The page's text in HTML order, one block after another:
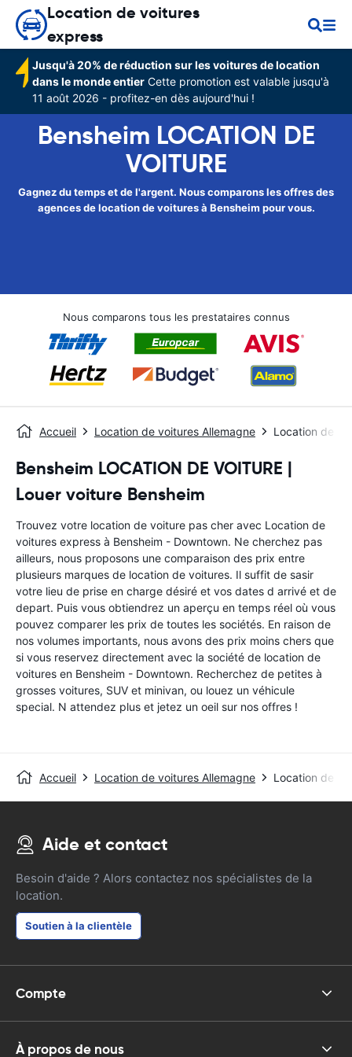
Location de voitures
express
Jusqu'à 20% de réduction sur les voitures de location
dans le monde entier Cette promotion est valable jusqu'à
11 août 2026 - profitez-en dès aujourd'hui !
Bensheim LOCATION DE
VOITURE
Gagnez du temps et de l'argent. Nous comparons les offres des
agences de location de voitures à Bensheim pour vous.
Nous comparons tous les prestataires connus
Accueil Location de voitures Allemagne Location de
Bensheim LOCATION DE VOITURE |
Louer voiture Bensheim
Trouvez votre location de voiture pas cher avec Location de
voitures express à Bensheim - Downtown. Ne cherchez pas
ailleurs, nous proposons une comparaison des prix entre
plusieurs marques de location de voitures. Il suffit de sasir
votre lieu de prise en charge désiré et vos dates d arrivé et de
depart. Puis vous obtiendrez un aperçu en temps réel où vous
pouvez comparer les prix de toutes les sociétés. En raison de
nos volumes importants, nous avons des prix moins chers que
si vous reservez directement avec la société de location de
voitures en Bensheim - Downtown. Recherchez de petites à
grosses voitures, SUV et minivan, ou louez un véhicule
special. N attendez plus et jetez un oeil sur nos offres !
Accueil Location de voitures Allemagne Location de
Aide et contact
Besoin d'aide ? Alors contactez nos spécialistes de la
location.
Soutien à la clientèle
Compte
À propos de nous